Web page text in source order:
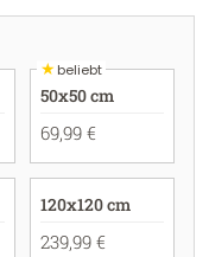
★beliebt
50x50 cm
69,99 €
120x120 cm
239,99 €